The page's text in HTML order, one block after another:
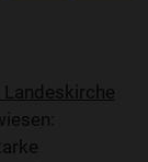
Landeskirche